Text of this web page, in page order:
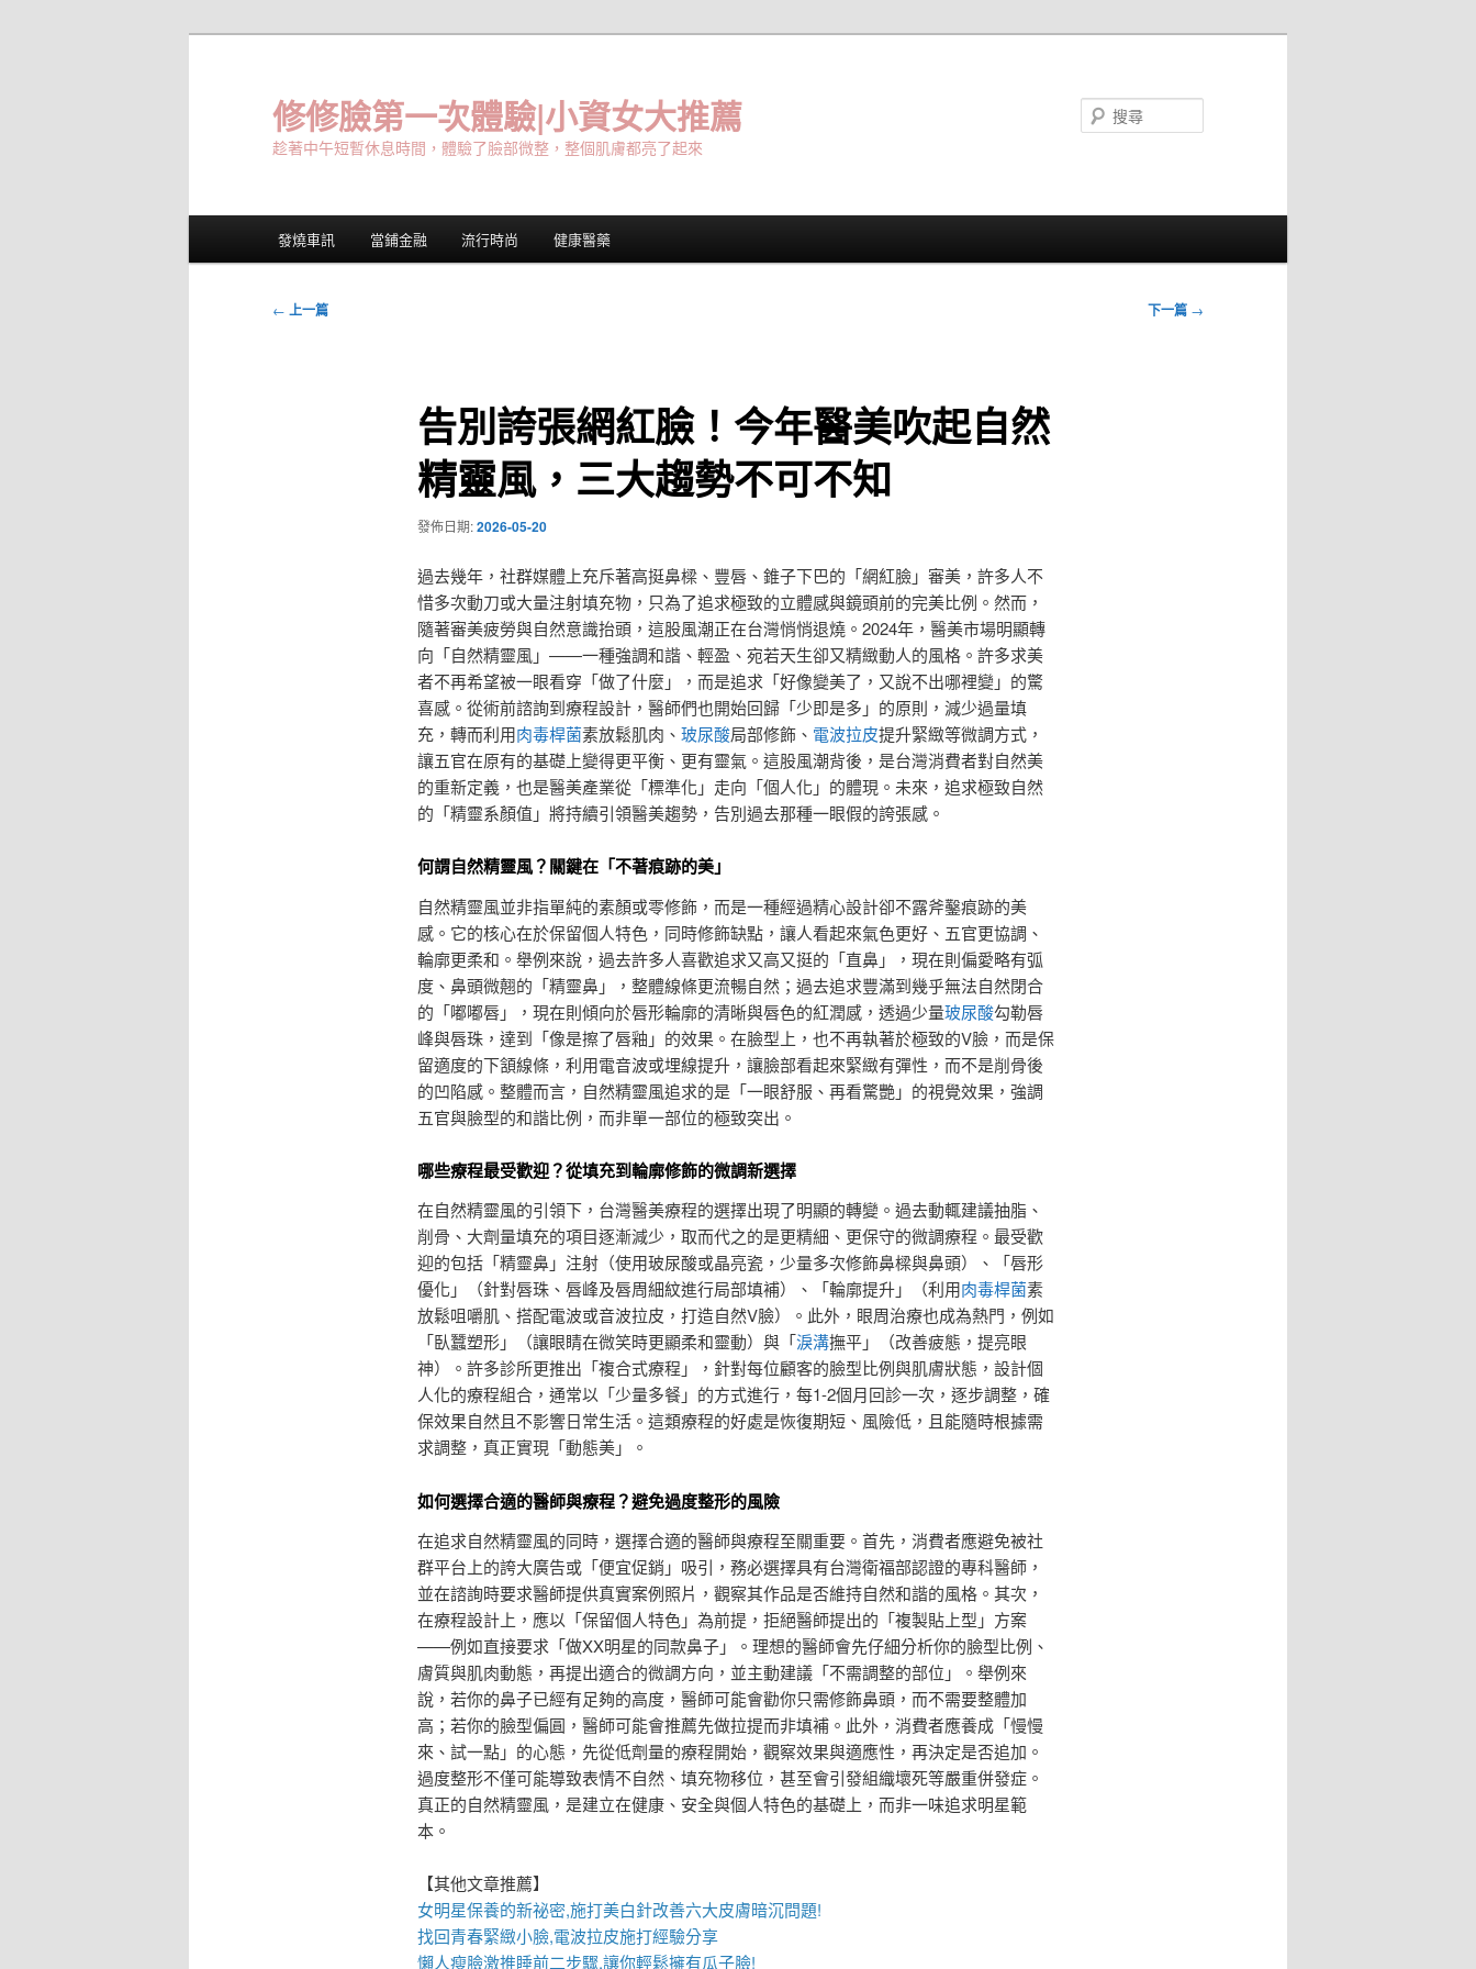
修修臉第一次體驗|小資女大推薦
趁著中午短暫休息時間，體驗了臉部微整，整個肌膚都亮了起來
發燒車訊 當鋪金融 流行時尚 健康醫藥
文
← 上一篇 下一篇 →
告別誇張網紅臉！今年醫美吹起自然
精靈風，三大趨勢不可不知
發佈日期:2026-05-20
過去幾年，社群媒體上充斥著高挺鼻樑、豐唇、錐子下巴的「網紅臉」審美，許多人不
惜多次動刀或大量注射填充物，只為了追求極致的立體感與鏡頭前的完美比例。然而，
隨著審美疲勞與自然意識抬頭，這股風潮正在台灣悄悄退燒。2024年，醫美市場明顯轉
向「自然精靈風」——一種強調和諧、輕盈、宛若天生卻又精緻動人的風格。許多求美
者不再希望被一眼看穿「做了什麼」，而是追求「好像變美了，又說不出哪裡變」的驚
喜感。從術前諮詢到療程設計，醫師們也開始回歸「少即是多」的原則，減少過量填
充，轉而利用肉毒桿菌素放鬆肌肉、 玻尿酸局部修飾、 電波拉皮提升緊緻等微調方式，
讓五官在原有的基礎上變得更平衡、更有靈氣。這股風潮背後，是台灣消費者對自然美
的重新定義，也是醫美產業從「標準化」走向「個人化」的體現。未來，追求極致自然
的「精靈系顏值」將持續引領醫美趨勢，告別過去那種一眼假的誇張感。
何謂自然精靈風？關鍵在「不著痕跡的美」
自然精靈風並非指單純的素顏或零修飾，而是一種經過精心設計卻不露斧鑿痕跡的美
感。它的核心在於保留個人特色，同時修飾缺點，讓人看起來氣色更好、五官更協調、
輪廓更柔和。舉例來說，過去許多人喜歡追求又高又挺的「直鼻」，現在則偏愛略有弧
度、鼻頭微翹的「精靈鼻」，整體線條更流暢自然；過去追求豐滿到幾乎無法自然閉合
的「嘟嘟唇」，現在則傾向於唇形輪廓的清晰與唇色的紅潤感，透過少量玻尿酸勾勒唇
峰與唇珠，達到「像是擦了唇釉」的效果。在臉型上，也不再執著於極致的V臉，而是保
留適度的下頷線條，利用電音波或埋線提升，讓臉部看起來緊緻有彈性，而不是削骨後
的凹陷感。整體而言，自然精靈風追求的是「一眼舒服、再看驚艷」的視覺效果，強調
五官與臉型的和諧比例，而非單一部位的極致突出。
哪些療程最受歡迎？從填充到輪廓修飾的微調新選擇
在自然精靈風的引領下，台灣醫美療程的選擇出現了明顯的轉變。過去動輒建議抽脂、
削骨、大劑量填充的項目逐漸減少，取而代之的是更精細、更保守的微調療程。最受歡
迎的包括「精靈鼻」注射（使用玻尿酸或晶亮瓷，少量多次修飾鼻樑與鼻頭）、「唇形
優化」（針對唇珠、唇峰及唇周細紋進行局部填補）、「輪廓提升」（利用肉毒桿菌素
放鬆咀嚼肌、搭配電波或音波拉皮，打造自然V臉）。此外，眼周治療也成為熱門，例如
「臥蠶塑形」（讓眼睛在微笑時更顯柔和靈動）與「淚溝撫平」（改善疲態，提亮眼
神）。許多診所更推出「複合式療程」，針對每位顧客的臉型比例與肌膚狀態，設計個
人化的療程組合，通常以「少量多餐」的方式進行，每1-2個月回診一次，逐步調整，確
保效果自然且不影響日常生活。這類療程的好處是恢復期短、風險低，且能隨時根據需
求調整，真正實現「動態美」。
如何選擇合適的醫師與療程？避免過度整形的風險
在追求自然精靈風的同時，選擇合適的醫師與療程至關重要。首先，消費者應避免被社
群平台上的誇大廣告或「便宜促銷」吸引，務必選擇具有台灣衛福部認證的專科醫師，
並在諮詢時要求醫師提供真實案例照片，觀察其作品是否維持自然和諧的風格。其次，
在療程設計上，應以「保留個人特色」為前提，拒絕醫師提出的「複製貼上型」方案
——例如直接要求「做XX明星的同款鼻子」。理想的醫師會先仔細分析你的臉型比例、
膚質與肌肉動態，再提出適合的微調方向，並主動建議「不需調整的部位」。舉例來
說，若你的鼻子已經有足夠的高度，醫師可能會勸你只需修飾鼻頭，而不需要整體加
高；若你的臉型偏圓，醫師可能會推薦先做拉提而非填補。此外，消費者應養成「慢慢
來、試一點」的心態，先從低劑量的療程開始，觀察效果與適應性，再決定是否追加。
過度整形不僅可能導致表情不自然、填充物移位，甚至會引發組織壞死等嚴重併發症。
真正的自然精靈風，是建立在健康、安全與個人特色的基礎上，而非一味追求明星範
本。
【其他文章推薦】
女明星保養的新祕密,施打美白針改善六大皮膚暗沉問題!
找回青春緊緻小臉,電波拉皮施打經驗分享
懶人瘦臉激推睡前二步驟,讓你輕鬆擁有瓜子臉!